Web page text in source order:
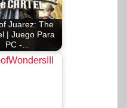
Juarez: The
| Juego Para
PC -…